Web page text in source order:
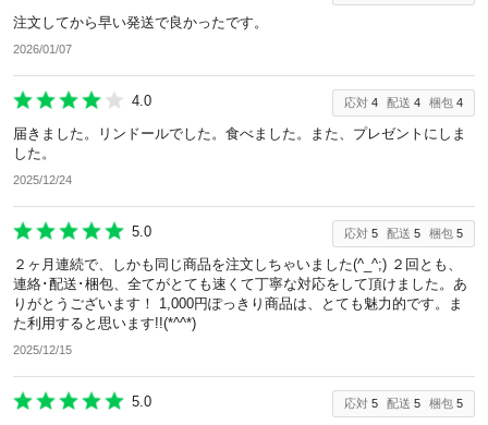
注文してから早い発送で良かったです。
2026/01/07
4.0 応対 4 配送 4 梱包 4
届きました。リンドールでした。食べました。また、プレゼントにしま
した。
2025/12/24
5.0 応対 5 配送 5 梱包 5
２ヶ月連続で、しかも同じ商品を注文しちゃいました(^_^;) ２回とも、
連絡･配送･梱包、全てがとても速くて丁寧な対応をして頂けました。あ
りがとうございます！ 1,000円ぽっきり商品は、とても魅力的です。ま
た利用すると思います!!(*^^*)
2025/12/15
5.0 応対 5 配送 5 梱包 5